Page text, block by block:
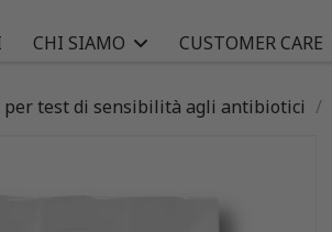
CHI SIAMO CUSTOMER CARE
per test di sensibilità agli antibiotici